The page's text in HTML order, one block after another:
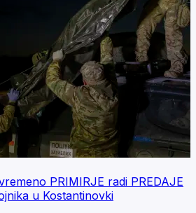
PRIMIRJE radi PREDAJE
u Kostantinovki